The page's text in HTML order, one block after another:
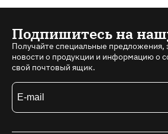
Подпишитесь на
Получайте специальные
новости о продукции и информацию о
свой почтовый ящик.